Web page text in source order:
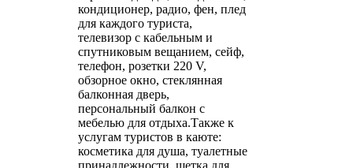
кондиционер, радио, фен, плед
для каждого туриста,
телевизор с кабельным и
спутниковым вещанием, сейф,
телефон, розетки 220 V,
обзорное окно, стеклянная
балконная дверь,
персональный балкон с
мебелью для отдыха.Также к
услугам туристов в каюте:
косметика для душа, туалетные
принадлежности, щетка для